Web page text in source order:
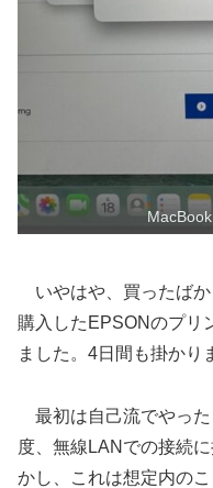
いやはや、買ったば
購入したEPSONのプリ
ました。4日間も掛かり
最初は自己流でやった
度、無線LANでの接続
かし、これは想定内の